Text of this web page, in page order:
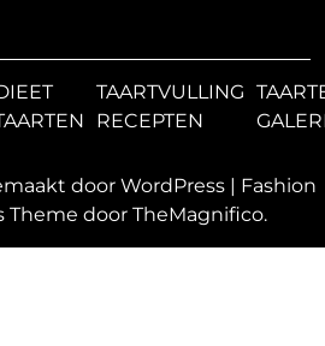
TAARTVULLING
RECEPTEN
door WordPress | Fashion
Theme door TheMagnifico.